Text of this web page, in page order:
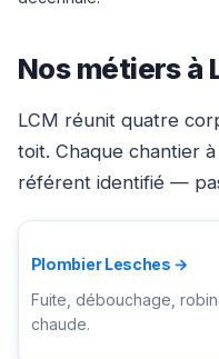
Nos métiers à
LCM réunit quatre
toit. Chaque chantier
référent identifié —
Plombier Lesches →
Fuite, débouchage,
chaude.